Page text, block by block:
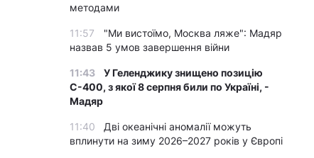
методами
11:57
"Ми вистоїмо, Москва ляже": Мадяр
назвав 5 умов завершення війни
11:43
У Геленджику знищено позицію
С-400, з якої 8 серпня били по Україні, -
Мадяр
11:40
Дві океанічні аномалії можуть
вплинути на зиму 2026–2027 років у Європі